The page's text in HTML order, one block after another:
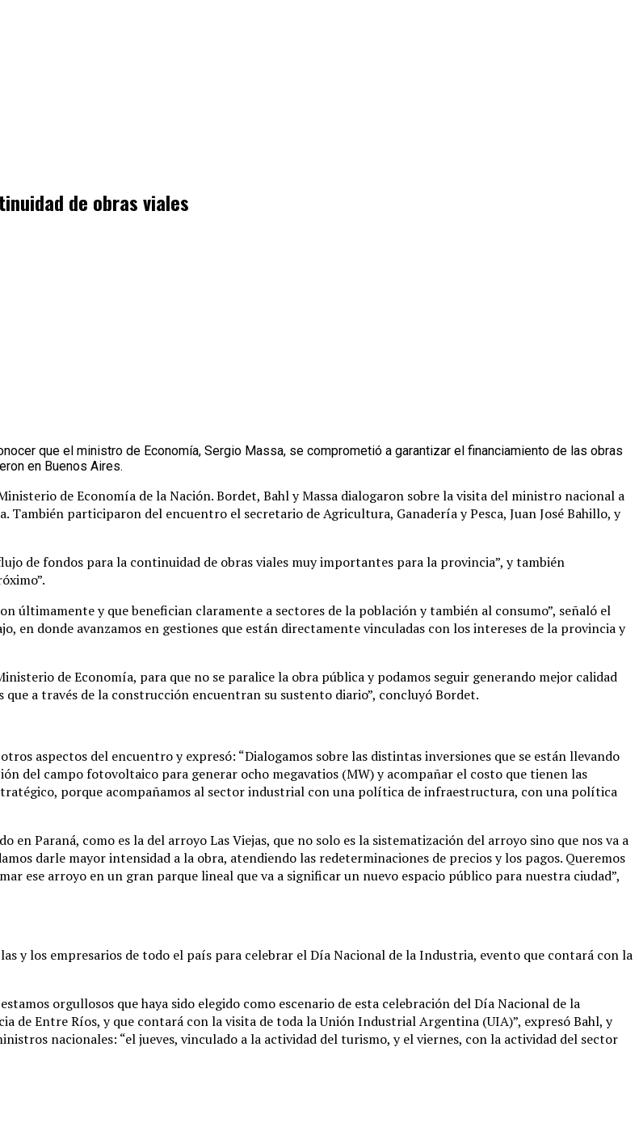
de obras viales
que el ministro de Economía, Sergio Massa, se comprometió a garantizar el financiamiento de las obras
en Buenos Aires.
de Economía de la Nación. Bordet, Bahl y Massa dialogaron sobre la visita del ministro nacional a
También participaron del encuentro el secretario de Agricultura, Ganadería y Pesca, Juan José Bahillo, y
de fondos para la continuidad de obras viales muy importantes para la provincia”, y también
últimamente y que benefician claramente a sectores de la población y también al consumo”, señaló el
donde avanzamos en gestiones que están directamente vinculadas con los intereses de la provincia y
de Economía, para que no se paralice la obra pública y podamos seguir generando mejor calidad
a través de la construcción encuentran su sustento diario”, concluyó Bordet.
aspectos del encuentro y expresó: “Dialogamos sobre las distintas inversiones que se están llevando
del campo fotovoltaico para generar ocho megavatios (MW) y acompañar el costo que tienen las
porque acompañamos al sector industrial con una política de infraestructura, con una política
Paraná, como es la del arroyo Las Viejas, que no solo es la sistematización del arroyo sino que nos va a
darle mayor intensidad a la obra, atendiendo las redeterminaciones de precios y los pagos. Queremos
ese arroyo en un gran parque lineal que va a significar un nuevo espacio público para nuestra ciudad”,
y los empresarios de todo el país para celebrar el Día Nacional de la Industria, evento que contará con la
orgullosos que haya sido elegido como escenario de esta celebración del Día Nacional de la
de Entre Ríos, y que contará con la visita de toda la Unión Industrial Argentina (UIA)”, expresó Bahl, y
nacionales: “el jueves, vinculado a la actividad del turismo, y el viernes, con la actividad del sector